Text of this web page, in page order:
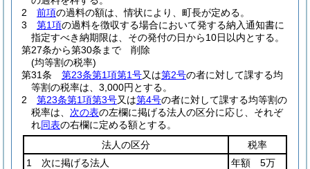
2
前項の過料の額は、情状により、町長が定める。
3
第1項の過料を徴収する場合において発する納入通知書に
指定すべき納期限は、その発付の日から10日以内とする。
第27条から第30条まで
削除
(均等割の税率)
第31条
第23条第1項第1号又は第2号の者に対して課する均
等割の税率は、3,000円とする。
2
第23条第1項第3号又は第4号の者に対して課する均等割の
税率は、 次の表の左欄に掲げる法人の区分に応じ、それぞ
れ同表の右欄に定める額とする。
法人の区分
税率
1 次に掲げる法人
年額 5万